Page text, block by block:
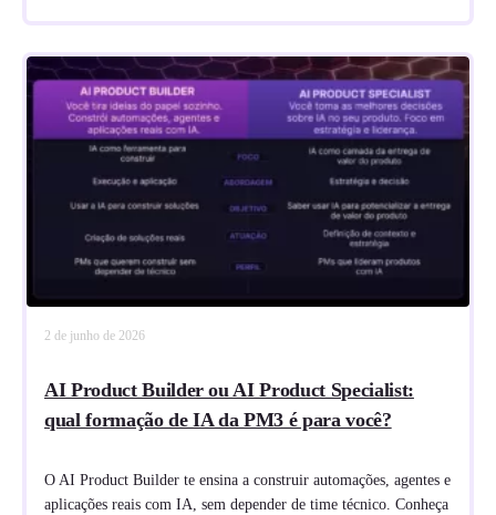
2 de junho de 2026
AI Product Builder ou AI Product Specialist:
qual formação de IA da PM3 é para você?
O AI Product Builder te ensina a construir automações, agentes e
aplicações reais com IA, sem depender de time técnico. Conheça